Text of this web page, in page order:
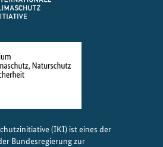
(IKI) ist eines der
Bundesregierung zur